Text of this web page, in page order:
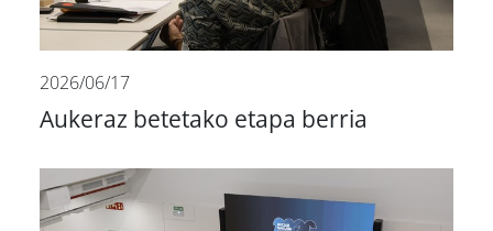
2026/06/17
Aukeraz betetako etapa berria